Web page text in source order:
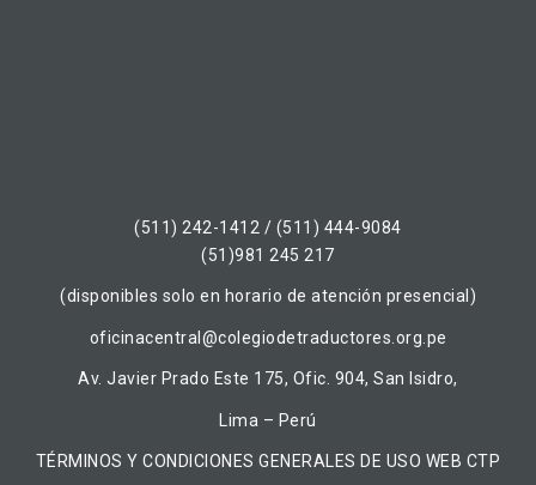
(511) 242-1412 / (511) 444-9084
(51)981 245 217
(disponibles solo en horario de atención presencial)
oficinacentral@colegiodetraductores.org.pe
Av. Javier Prado Este 175, Ofic. 904, San Isidro,
Lima – Perú
TÉRMINOS Y CONDICIONES GENERALES DE USO WEB CTP